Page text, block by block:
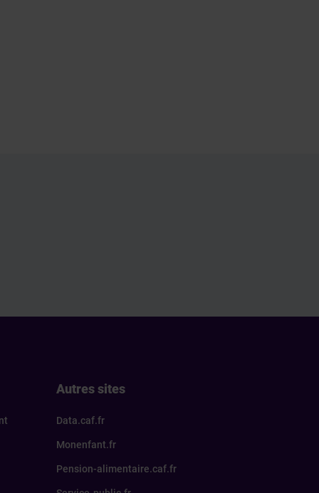
Autres sites
Data.caf.fr
Monenfant.fr
Pension-alimentaire.caf.fr